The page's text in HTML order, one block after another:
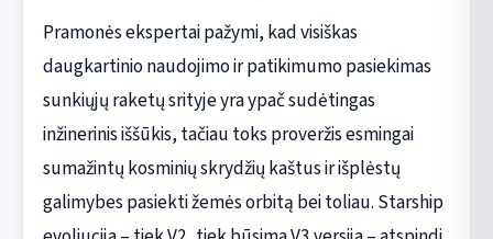
Pramonės ekspertai pažymi, kad visiškas
daugkartinio naudojimo ir patikimumo pasiekimas
sunkiųjų raketų srityje yra ypač sudėtingas
inžinerinis iššūkis, tačiau toks proveržis esmingai
sumažintų kosminių skrydžių kaštus ir išplėstų
galimybes pasiekti žemės orbitą bei toliau. Starship